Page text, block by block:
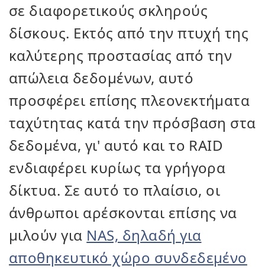
σε διαφορετικούς σκληρούς
δίσκους. Εκτός από την πτυχή της
καλύτερης προστασίας από την
απώλεια δεδομένων, αυτό
προσφέρει επίσης πλεονεκτήματα
ταχύτητας κατά την πρόσβαση στα
δεδομένα, γι' αυτό και το RAID
ενδιαφέρει κυρίως τα γρήγορα
δίκτυα. Σε αυτό το πλαίσιο, οι
άνθρωποι αρέσκονται επίσης να
μιλούν για NAS, δηλαδή για
αποθηκευτικό χώρο συνδεδεμένο